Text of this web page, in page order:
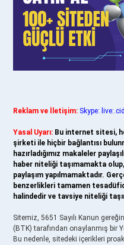
Reklam ve İletişim: Skype:
Yasal Uyarı: Bu internet sitesi,
şirketi ile hiçbir bağlantısı
hazırladığımız makaleler
haber niteliği taşımamakta
paylaşım yapılmamaktadır.
benzerlikleri tamamen
halindedir ve tavsiye niteliği
Sitemiz, 5651 Sayılı Kanun
(BTK) tarafından onaylanmış bir
Bu nedenle, sitedeki içerikleri